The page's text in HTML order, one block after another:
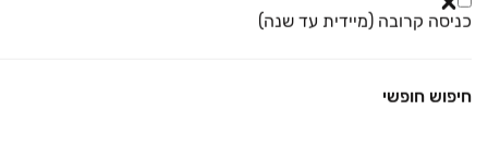
כניסה קרובה (מיידית עד שנה)
חיפוש חופשי
₪ 595,000